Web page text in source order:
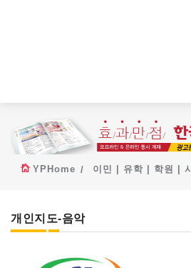
YPHome 이민 | 유학 | 학원 |
개인지도-음악